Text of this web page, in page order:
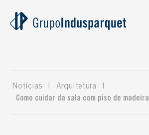
Notícias Arquitetura
Como cuidar da sala com piso de madeira